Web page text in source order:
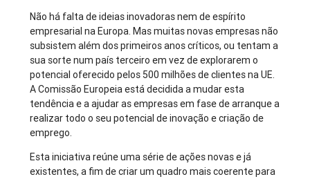
Não há falta de ideias inovadoras nem de espírito
empresarial na Europa. Mas muitas novas empresas não
subsistem além dos primeiros anos críticos, ou tentam a
sua sorte num país terceiro em vez de explorarem o
potencial oferecido pelos 500 milhões de clientes na UE.
A Comissão Europeia está decidida a mudar esta
tendência e a ajudar as empresas em fase de arranque a
realizar todo o seu potencial de inovação e criação de
emprego.
Esta iniciativa reúne uma série de ações novas e já
existentes, a fim de criar um quadro mais coerente para